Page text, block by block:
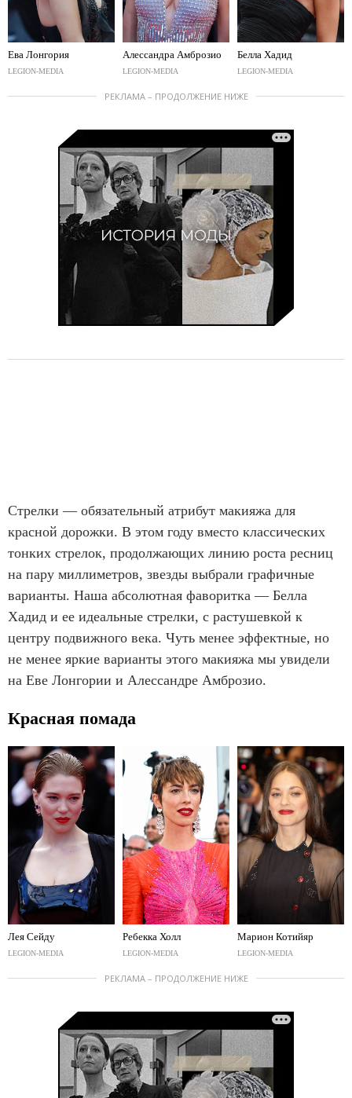
Ева Лонгория
LEGION-MEDIA
Алессандра Амброзио
LEGION-MEDIA
Белла Хадид
LEGION-MEDIA
РЕКЛАМА – ПРОДОЛЖЕНИЕ НИЖЕ
Стрелки — обязательный атрибут макияжа для
красной дорожки. В этом году вместо классических
тонких стрелок, продолжающих линию роста ресниц
на пару миллиметров, звезды выбрали графичные
варианты. Наша абсолютная фаворитка — Белла
Хадид и ее идеальные стрелки, с растушевкой к
центру подвижного века. Чуть менее эффектные, но
не менее яркие варианты этого макияжа мы увидели
на Еве Лонгории и Алессандре Амброзио.
Красная помада
Лея Сейду
LEGION-MEDIA
Ребекка Холл
LEGION-MEDIA
Марион Котийяр
LEGION-MEDIA
РЕКЛАМА – ПРОДОЛЖЕНИЕ НИЖЕ